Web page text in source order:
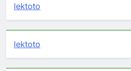
lektoto
lektoto